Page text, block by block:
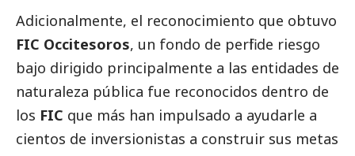
Adicionalmente, el reconocimiento que obtuvo
FIC Occitesoros, un fondo de perfil de riesgo
bajo dirigido principalmente a las entidades de
naturaleza pública fue reconocidos dentro de
los FIC que más han impulsado a ayudarle a
cientos de inversionistas a construir sus metas